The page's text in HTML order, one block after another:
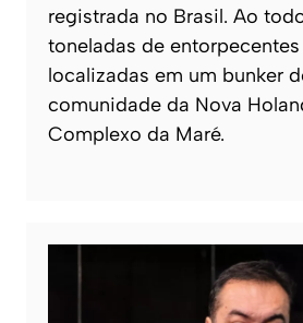
registrada no Brasil. Ao
toneladas de
localizadas em um bunker
comunidade da Nova
Complexo da Maré.